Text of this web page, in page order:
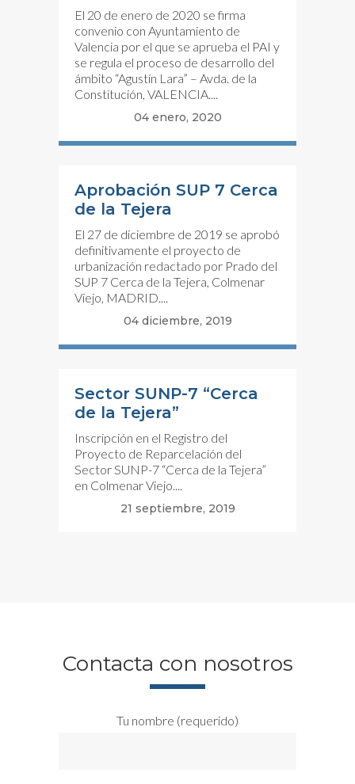
El 20 de enero de 2020 se firma
convenio con Ayuntamiento de
Valencia por el que se aprueba el PAI y
se regula el proceso de desarrollo del
ámbito “Agustín Lara” – Avda. de la
Constitución, VALENCIA....
04 enero, 2020
Aprobación SUP 7 Cerca
de la Tejera
El 27 de diciembre de 2019 se aprobó
definitivamente el proyecto de
urbanización redactado por Prado del
SUP 7 Cerca de la Tejera, Colmenar
Viejo, MADRID....
04 diciembre, 2019
Sector SUNP-7 “Cerca
de la Tejera”
Inscripción en el Registro del
Proyecto de Reparcelación del
Sector SUNP-7 “Cerca de la Tejera”
en Colmenar Viejo....
21 septiembre, 2019
Contacta con nosotros
Tu nombre (requerido)